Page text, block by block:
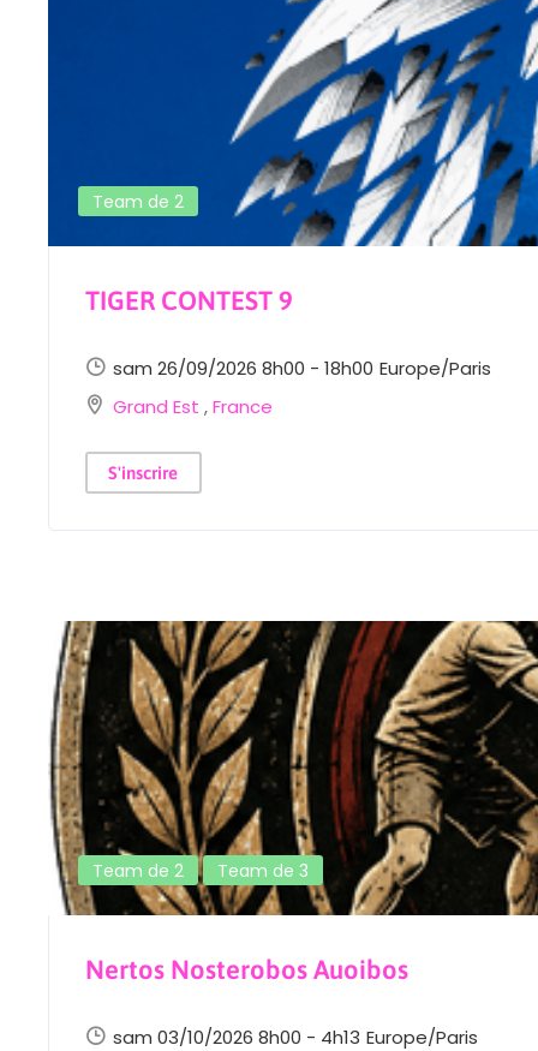
Team de 2
TIGER CONTEST 9
sam 26/09/2026 8h00 - 18h00 Europe/Paris
Grand Est ,France
S'inscrire
Team de 2 Team de 3
Nertos Nosterobos Auoibos
sam 03/10/2026 8h00 - 4h13 Europe/Paris